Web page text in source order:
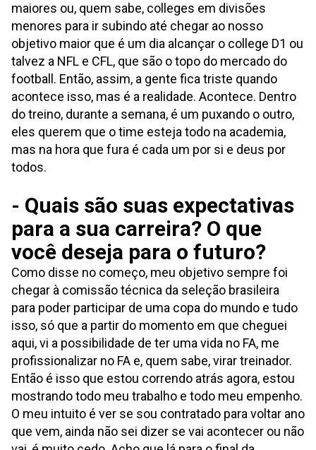
maiores ou, quem sabe, colleges em divisões
menores para ir subindo até chegar ao nosso
objetivo maior que é um dia alcançar o college D1 ou
talvez a NFL e CFL, que são o topo do mercado do
football. Então, assim, a gente fica triste quando
acontece isso, mas é a realidade. Acontece. Dentro
do treino, durante a semana, é um puxando o outro,
eles querem que o time esteja todo na academia,
mas na hora que fura é cada um por si e deus por
todos.
- Quais são suas expectativas
para a sua carreira? O que
você deseja para o futuro?
Como disse no começo, meu objetivo sempre foi
chegar à comissão técnica da seleção brasileira
para poder participar de uma copa do mundo e tudo
isso, só que a partir do momento em que cheguei
aqui, vi a possibilidade de ter uma vida no FA, me
profissionalizar no FA e, quem sabe, virar treinador.
Então é isso que estou correndo atrás agora, estou
mostrando todo meu trabalho e todo meu empenho.
O meu intuito é ver se sou contratado para voltar ano
que vem, ainda não sei dizer se vai acontecer ou não